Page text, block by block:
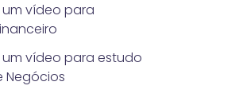
vídeo para
vídeo para estudo
Negócios